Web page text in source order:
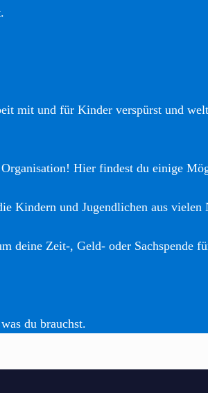
mit und für Kinder verspürst und
Hier findest du einige
Kindern und Jugendlichen aus
deine Zeit-, Geld- oder Sachspende
du brauchst.